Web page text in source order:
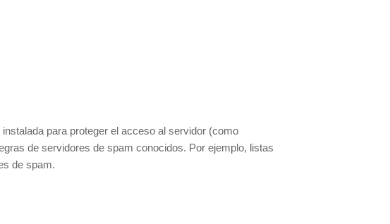
para proteger el acceso al servidor (como
de servidores de spam conocidos. Por ejemplo, listas
de spam.